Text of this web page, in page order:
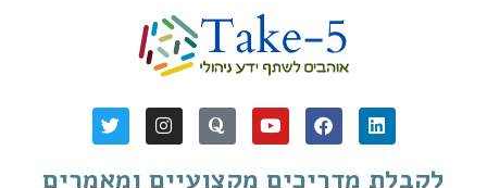
לקבלת מדריכים מקצועיים ומאמרים